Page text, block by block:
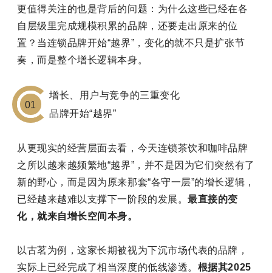
更值得关注的也是背后的问题：为什么这些已经在各
自层级里完成规模积累的品牌，还要走出原来的位
置？当连锁品牌开始“越界”，变化的就不只是扩张节
奏，而是整个增长逻辑本身。
01
增长、用户与竞争的三重变化
品牌开始“越界”
从更现实的经营层面去看，今天连锁茶饮和咖啡品牌
之所以越来越频繁地“越界”，并不是因为它们突然有了
新的野心，而是因为原来那套“各守一层”的增长逻辑，
已经越来越难以支撑下一阶段的发展。最直接的变
化，就来自增长空间本身。
以古茗为例，这家长期被视为下沉市场代表的品牌，
实际上已经完成了相当深度的低线渗透。 根据其2025